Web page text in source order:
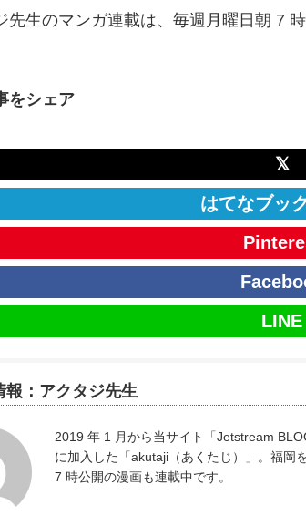
先生のマンガ連載は、毎週月曜日朝 7
をシェア
𝕏
はてなブッ
LINE
報：アクタジ先生
2019 年 1 月から当サイト「Jetstream
に加入した「akutaji（あくたじ）」。福岡
7 時公開の漫画も連載中です。